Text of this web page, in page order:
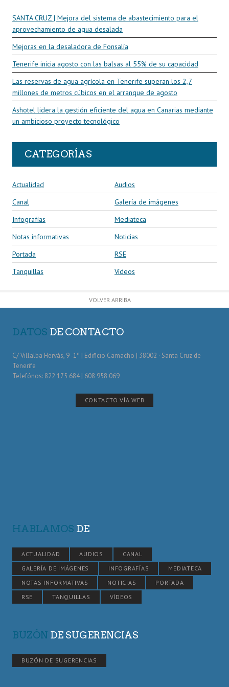
SANTA CRUZ | Mejora del sistema de abastecimiento para el
aprovechamiento de agua desalada
Mejoras en la desaladora de Fonsalía
Tenerife inicia agosto con las balsas al 55% de su capacidad
Las reservas de agua agrícola en Tenerife superan los 2,7
millones de metros cúbicos en el arranque de agosto
Ashotel lidera la gestión eficiente del agua en Canarias mediante
un ambicioso proyecto tecnológico
CATEGORÍAS
Actualidad
Audios
Canal
Galería de imágenes
Infografías
Mediateca
Notas informativas
Noticias
Portada
RSE
Tanquillas
Vídeos
VOLVER ARRIBA
DATOS DE CONTACTO
C/ Villalba Hervás, 9 -1º | Edificio Camacho | 38002 · Santa Cruz de
Tenerife
Telefónos: 822 175 684 | 608 958 069
CONTACTO VÍA WEB
HABLAMOS DE
ACTUALIDAD AUDIOS
CANAL
GALERÍA DE IMÁGENES
INFOGRAFÍAS
MEDIATECA
NOTAS INFORMATIVAS
NOTICIAS
PORTADA
RSE
TANQUILLAS VÍDEOS
BUZÓN DE SUGERENCIAS
BUZÓN DE SUGERENCIAS